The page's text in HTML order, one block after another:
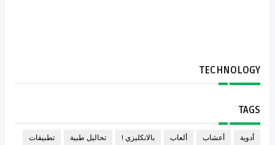
TECHNOLOGY
TAGS
أدوية أعشاب ألعاب بالانكليزي ! تحاليل طبية تطبيقات